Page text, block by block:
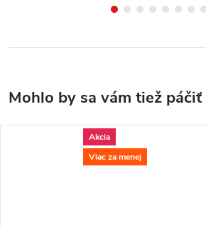
Akcia
Viac za menej